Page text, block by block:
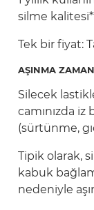
silme
Tek bir fiyat:
AŞINMA
Silecek
camınızda iz
(sürtünme,
Tipik olarak,
kabuk
nedeniyle